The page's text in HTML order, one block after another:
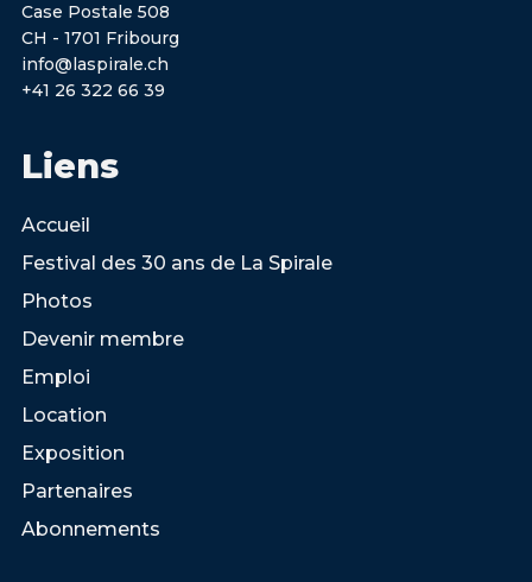
Case Postale 508
CH - 1701 Fribourg
info@laspirale.ch
+41 26 322 66 39
Liens
Accueil
Festival des 30 ans de La Spirale
Photos
Devenir membre
Emploi
Location
Exposition
Partenaires
Abonnements